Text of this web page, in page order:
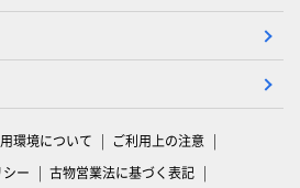
環境について
ご利用上の注意
ー
古物営業法に基づく表記